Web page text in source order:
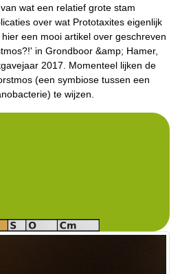
wat een relatief grote stam
over wat Prototaxites eigenlijk
een mooi artikel over geschreven
in Grondboor &amp; Hamer,
2017. Momenteel lijken de
(een symbiose tussen een
te wijzen.